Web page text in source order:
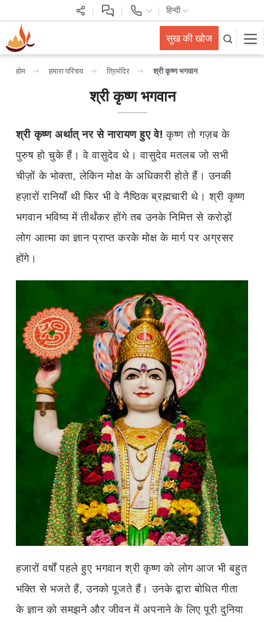
हिन्दी
सुख की खोज
होम हमारा परिचय त्रिमंदिर श्री कृष्ण भगवान
श्री कृष्ण भगवान
श्री कृष्ण अर्थात् नर से नारायण हुए वे! कृष्ण तो गज़ब के
पुरुष हो चुके हैं। वे वासुदेव थे। वासुदेव मतलब जो सभी
चीज़ों के भोक्ता, लेकिन मोक्ष के अधिकारी होते हैं। उनकी
हज़ारों रानियाँ थी फिर भी वे नैष्ठिक ब्रह्मचारी थे। श्री कृष्ण
भगवान भविष्य में तीर्थंकर होंगे तब उनके निमित्त से करोड़ों
लोग आत्मा का ज्ञान प्राप्त करके मोक्ष के मार्ग पर अग्रसर
होंगे।
हजारों वर्षों पहले हुए भगवान श्री कृष्ण को लोग आज भी बहुत
भक्ति से भजते हैं, उनको पूजते हैं। उनके द्वारा बोधित गीता
के ज्ञान को समझने और जीवन में अपनाने के लिए पूरी दुनिया